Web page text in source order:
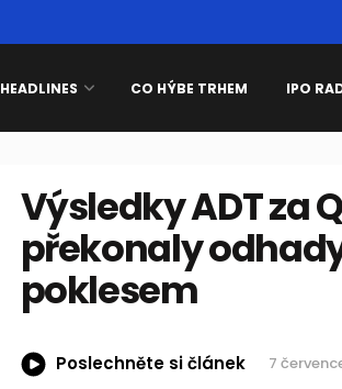
HEADLINES CO HÝBE TRHEM IPO
Výsledky ADT za
překonaly
poklesem
Poslechněte si článek 7